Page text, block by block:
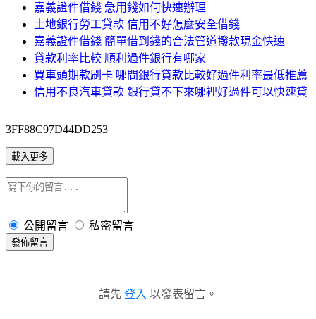
嘉義證件借錢 急用錢如何快速辦理
土地銀行勞工貸款 信用不好怎麼安全借錢
嘉義證件借錢 簡單借到錢的合法管道撥款現金快速
貸款利率比較 順利過件銀行有哪家
買車頭期款刷卡 哪間銀行貸款比較好過件利率最低推薦
信用不良汽車貸款 銀行貸不下來哪裡好過件可以快速貸
3FF88C97D44DD253
載入更多
公開留言 私密留言
發佈留言
請先 登入 以發表留言。